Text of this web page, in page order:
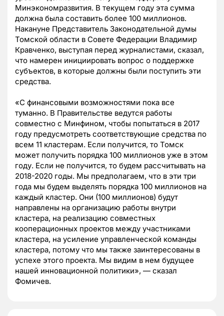
Минэкономразвития. В текущем году эта сумма
должна была составить более 100 миллионов.
Накануне Представитель Законодательной думы
Томской области в Совете Федерации Владимир
Кравченко, выступая перед журналистами, сказал,
что намерен инициировать вопрос о поддержке
субъектов, в которые должны были поступить эти
средства.
«С финансовыми возможностями пока все
туманно. В Правительстве ведутся работы
совместно с Минфином, чтобы попытаться в 2017
году предусмотреть соответствующие средства по
всем 11 кластерам. Если получится, то Томск
может получить порядка 100 миллионов уже в этом
году. Если не получится, то будем рассчитывать на
2018-2020 годы. Мы предполагаем, что в эти три
года мы будем выделять порядка 100 миллионов на
каждый кластер. Они (100 миллионов) будут
направлены на организацию работы внутри
кластера, на реализацию совместных
кооперационных проектов между участниками
кластера, на усиление управленческой команды
кластера, потому что мы также заинтересованы в
успехе этого проекта. Мы видим в нем будущее
нашей инновационной политики», — сказал
Фомичев.